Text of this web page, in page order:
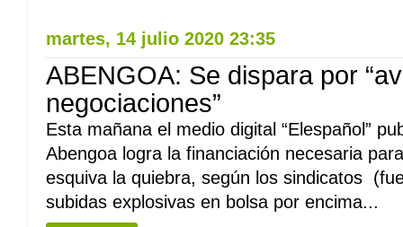
martes, 14 julio 2020 23:35
ABENGOA: Se dispara por
negociaciones”
Esta mañana el medio digital “Elespañol”
Abengoa logra la financiación necesaria
esquiva la quiebra, según los sindicatos
subidas explosivas en bolsa por encima...